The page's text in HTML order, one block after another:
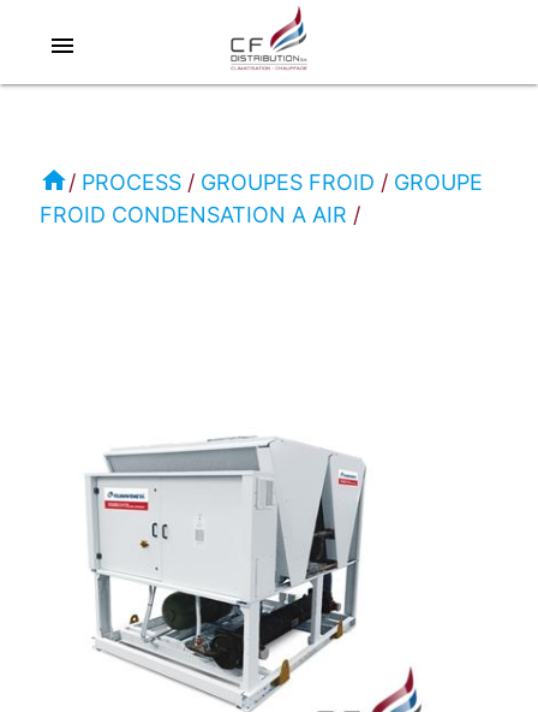
RC
CLIMAVENETA
PROCESS
G05-
menu
home PROCESS GROUPES FROID
GROUPE
FROID CONDENSATION A AIR